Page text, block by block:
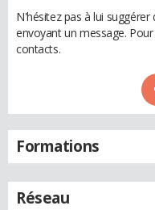
N'hésitez pas à lui
envoyant un message.
contacts.
Formations
Réseau